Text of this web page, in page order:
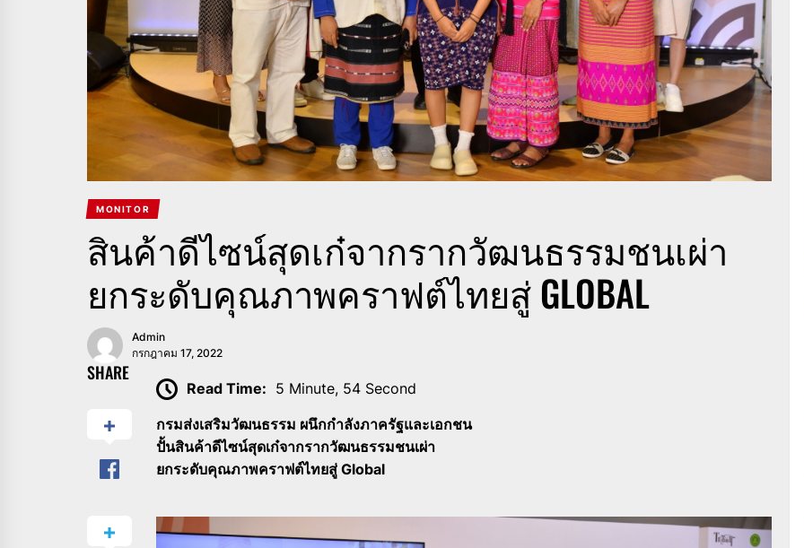
MONITOR
สินค้าดีไซน์สุดเก๋จากรากวัฒนธรรมชนเผ่า
ยกระดับคุณภาพคราฟต์ไทยสู่ GLOBAL
Admin
กรกฎาคม 17, 2022
SHARE
Read Time: 5 Minute, 54 Second
กรมส่งเสริมวัฒนธรรม ผนึกกำลังภาครัฐและเอกชน
ปั้นสินค้าดีไซน์สุดเก๋จากรากวัฒนธรรมชนเผ่า
ยกระดับคุณภาพคราฟต์ไทยสู่ Global